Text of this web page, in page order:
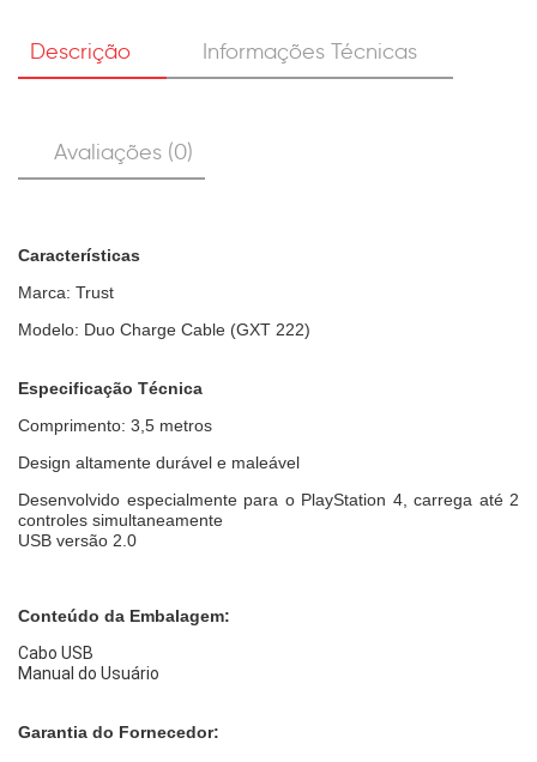
Descrição Informações Técnicas
Avaliações (0)
Características
Marca: Trust
Modelo: Duo Charge Cable (GXT 222)
Especificação Técnica
Comprimento: 3,5 metros
Design altamente durável e maleável
Desenvolvido especialmente para o PlayStation 4, carrega até 2
controles simultaneamente
USB versão 2.0
Conteúdo da Embalagem:
Cabo USB
Manual do Usuário
Garantia do Fornecedor: